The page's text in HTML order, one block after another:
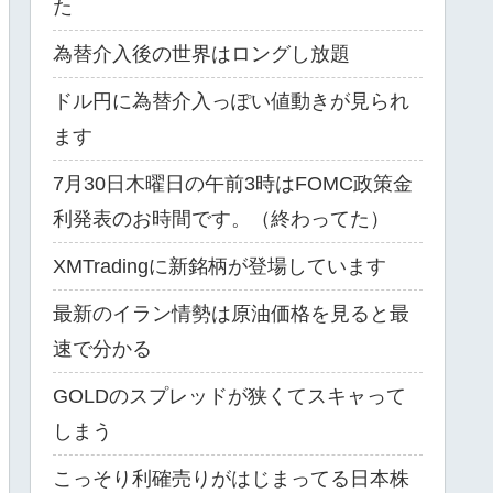
た
為替介入後の世界はロングし放題
ドル円に為替介入っぽい値動きが見られ
ます
7月30日木曜日の午前3時はFOMC政策金
利発表のお時間です。（終わってた）
XMTradingに新銘柄が登場しています
最新のイラン情勢は原油価格を見ると最
速で分かる
GOLDのスプレッドが狭くてスキャって
しまう
こっそり利確売りがはじまってる日本株